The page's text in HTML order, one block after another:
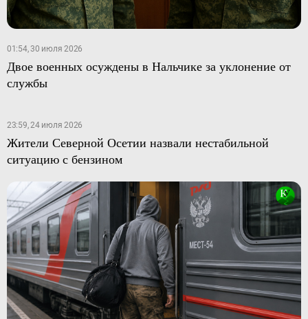
01:54, 30 июля 2026
Двое военных осуждены в Нальчике за уклонение от
службы
23:59, 24 июля 2026
Жители Северной Осетии назвали нестабильной
ситуацию с бензином